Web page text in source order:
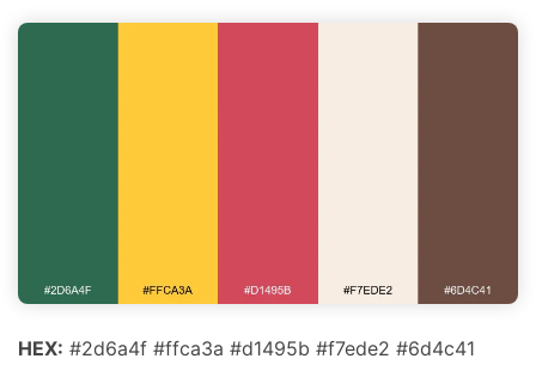
HEX: #2d6a4f #ffca3a #d1495b #f7ede2 #6d4c41